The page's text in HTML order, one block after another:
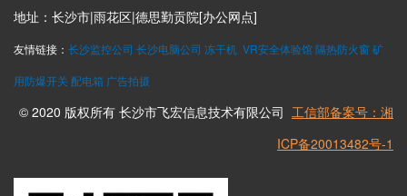
地址：长沙市|雨花区|德思勤贡院[办公网点]
友情链接： 长沙监控公司 长沙电脑公司 冻干机 VR安全体验馆隔热防火窗矿
用防爆开关 配电箱 广告拍摄
© 2020 版权所有 长沙市飞宏信息技术有限公司 工信部备案号：湘
ICP备20013482号-1